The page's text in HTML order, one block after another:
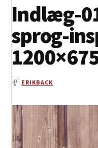
medier
Indlæg-
sprog-
Af ERIKBACK